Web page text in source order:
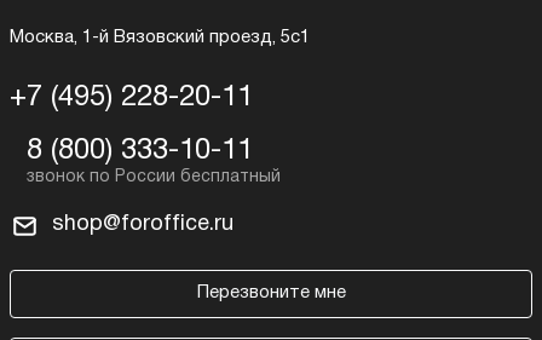
Москва, 1-й Вязовский проезд, 5с1
+7 (495) 228-20-11
8 (800) 333-10-11
shop@foroffice.ru
Перезвоните мне